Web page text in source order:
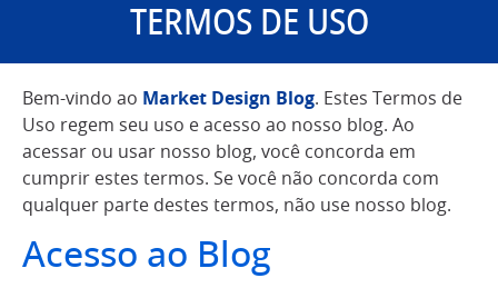
TERMOS DE USO
Bem-vindo ao Market Design Blog. Estes Termos de
Uso regem seu uso e acesso ao nosso blog. Ao
acessar ou usar nosso blog, você concorda em
cumprir estes termos. Se você não concorda com
qualquer parte destes termos, não use nosso blog.
Acesso ao Blog